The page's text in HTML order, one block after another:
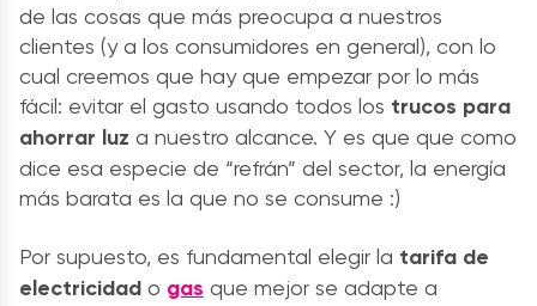
de las cosas que más preocupa a nuestros
clientes (y a los consumidores en general), con lo
cual creemos que hay que empezar por lo más
fácil: evitar el gasto usando todos los trucos para
ahorrar luz a nuestro alcance. Y es que que como
dice esa especie de “refrán” del sector, la energía
más barata es la que no se consume :)
Por supuesto, es fundamental elegir la tarifa de
electricidad o gas que mejor se adapte a